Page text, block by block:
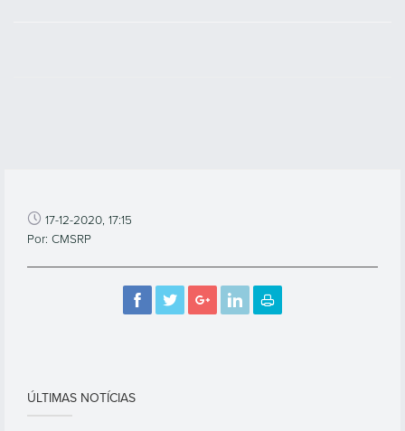
17-12-2020, 17:15
Por: CMSRP
ÚLTIMAS NOTÍCIAS